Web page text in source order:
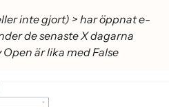
inte gjort) > har öppnat e-
de senaste X dagarna
är lika med False